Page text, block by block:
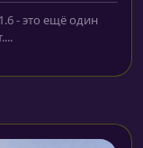
- это ещё один